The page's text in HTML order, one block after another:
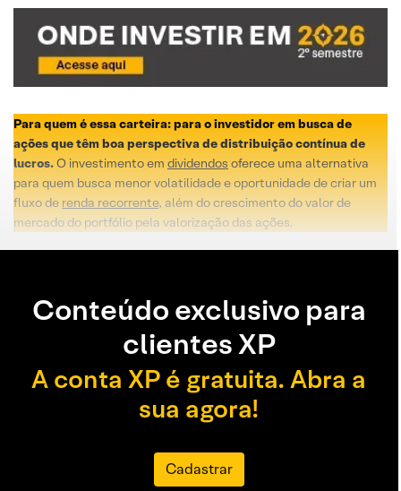
Para quem é essa carteira: para o investidor em busca de
ações que têm boa perspectiva de distribuição contínua de
lucros.O investimento em dividendos oferece uma alternativa
para quem busca menor volatilidade e oportunidade de criar um
fluxo de renda recorrente, além do crescimento do valor de
mercado do portfólio pela valorização das ações.
Conteúdo exclusivo para
clientes XP
A conta XP é gratuita. Abra a
sua agora!
Cadastrar